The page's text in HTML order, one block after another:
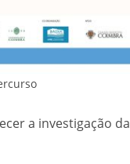
a investigação da